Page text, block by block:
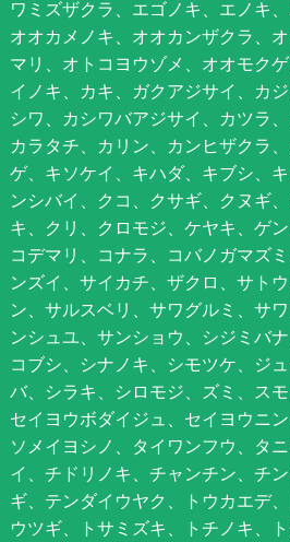
ワミズザクラ、エゴノキ、エノキ
オオカメノキ、オオカンザクラ、
マリ、オトコヨウゾメ、オオモク
イノキ、カキ、ガクアジサイ、カ
シワ、カシワバアジサイ、カツラ
カラタチ、カリン、カンヒザクラ
ゲ、キソケイ、キハダ、キブシ、
ンシバイ、クコ、クサギ、クヌギ
キ、クリ、クロモジ、ケヤキ、ゲン
コデマリ、コナラ、コバノガマズ
ンズイ、サイカチ、ザクロ、サト
ン、サルスベリ、サワグルミ、サ
ンシュユ、サンショウ、シジミバ
コブシ、シナノキ、シモツケ、ジ
バ、シラキ、シロモジ、ズミ、スモ
セイヨウボダイジュ、セイヨウニン
ソメイヨシノ、タイワンフウ、タ
イ、チドリノキ、チャンチン、チ
ギ、テンダイウヤク、トウカエデ
ウツギ、トサミズキ、トチノキ、